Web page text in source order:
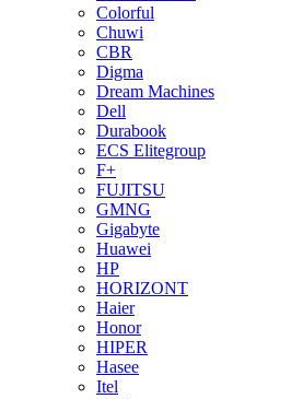
Colorful
Chuwi
CBR
Digma
Dream Machines
Dell
Durabook
ECS Elitegroup
F+
FUJITSU
GMNG
Gigabyte
Huawei
HP
HORIZONT
Haier
Honor
HIPER
Hasee
Itel